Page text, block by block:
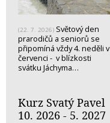
(22. 7. 2026) Světový den
prarodičů a seniorů se
připomíná vždy 4. neděli v
červenci - v blízkosti
svátku Jáchyma…
Kurz Svatý Pavel
10. 2026 - 5. 2027